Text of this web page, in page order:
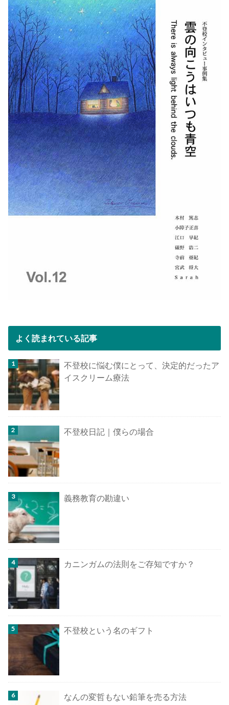
よく読まれている記事
不登校に悩む僕にとって、決定的だったア
イスクリーム療法
不登校日記｜僕らの場合
義務教育の勘違い
カニンガムの法則をご存知ですか？
不登校という名のギフト
なんの変哲もない鉛筆を売る方法